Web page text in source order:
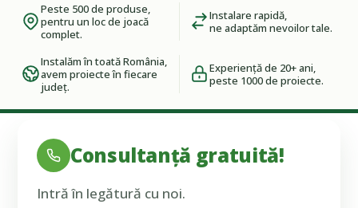
Peste 500 de produse,
pentru un loc de joacă
complet.
Instalare rapidă,
ne adaptăm nevoilor tale.
Instalăm în toată România,
avem proiecte în fiecare
județ.
Experiență de 20+ ani,
peste 1000 de proiecte.
Consultanță gratuită!
Intră în legătură cu noi.